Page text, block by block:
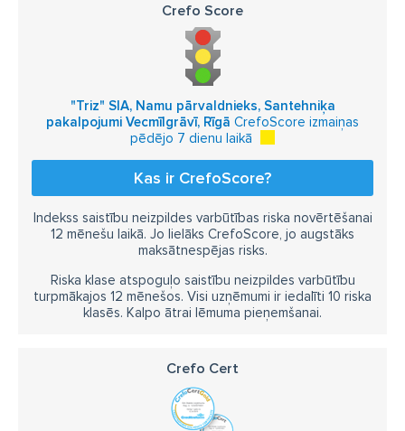
Crefo Score
"Triz" SIA, Namu pārvaldnieks, Santehniķa
pakalpojumi Vecmīlgrāvī, Rīgā CrefoScore izmaiņas
pēdējo 7 dienu laikā
Kas ir CrefoScore?
Indekss saistību neizpildes varbūtības riska novērtēšanai
12 mēnešu laikā. Jo lielāks CrefoScore, jo augstāks
maksātnespējas risks.
Riska klase atspoguļo saistību neizpildes varbūtību
turpmākajos 12 mēnešos. Visi uzņēmumi ir iedalīti 10 riska
klasēs. Kalpo ātrai lēmuma pieņemšanai.
Crefo Cert